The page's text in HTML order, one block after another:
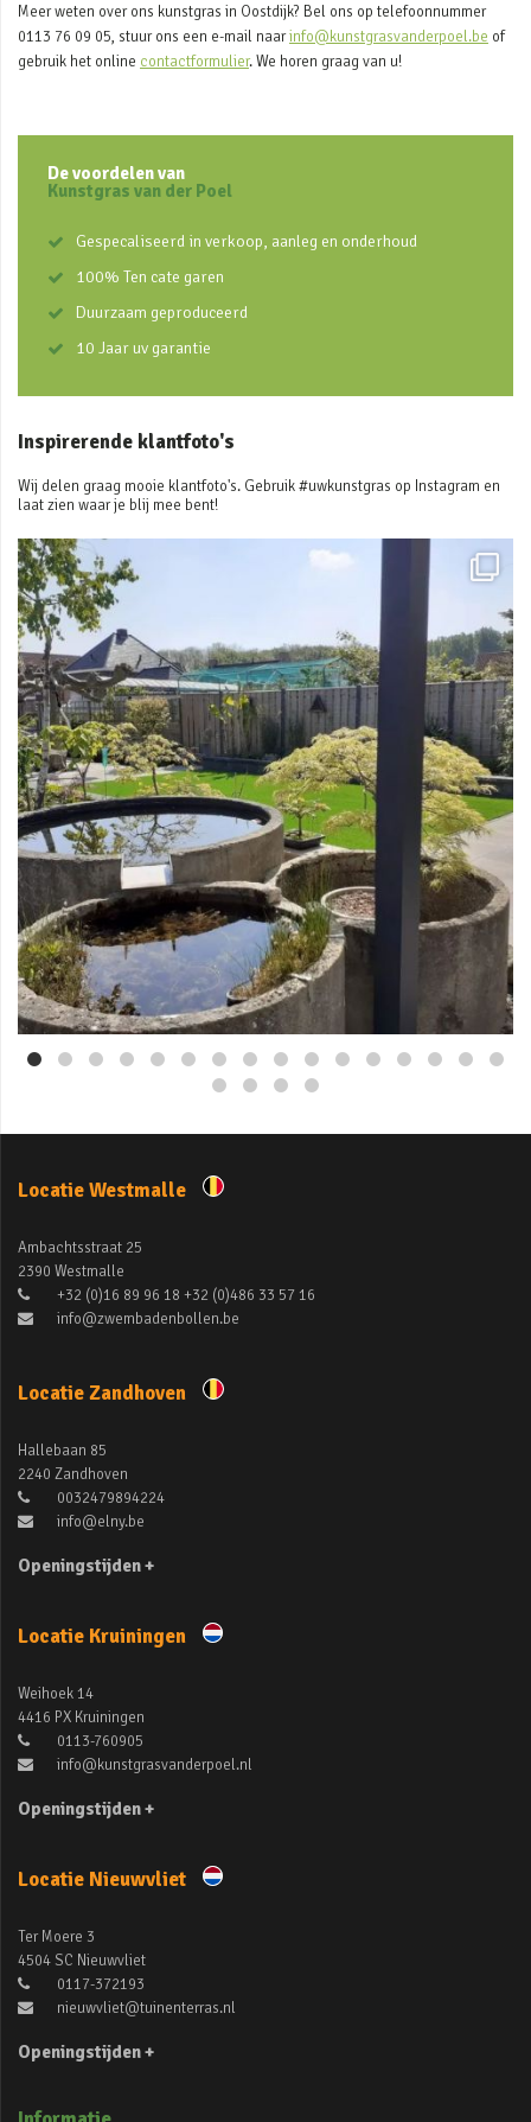
Meer weten over ons kunstgras in Oostdijk? Bel ons op telefoonnummer
0113 76 09 05, stuur ons een e-mail naarinfo@kunstgrasvanderpoel.be of
gebruik het online contactformulier. We horen graag van u!
De voordelen van
Kunstgras van der Poel
Gespecaliseerd in verkoop, aanleg en onderhoud
100% Ten cate garen
Duurzaam geproduceerd
10 Jaar uv garantie
Inspirerende klantfoto's
Wij delen graag mooie klantfoto's. Gebruik #uwkunstgras op Instagram en
laat zien waar je blij mee bent!
Mei 3
Locatie Westmalle
Ambachtsstraat 25
2390 Westmalle
+32 (0)16 89 96 18 +32 (0)486 33 57 16
info@zwembadenbollen.be
Locatie Zandhoven
Hallebaan 85
2240 Zandhoven
0032479894224
info@elny.be
Openingstijden +
Locatie Kruiningen
Weihoek 14
4416 PX Kruiningen
0113-760905
info@kunstgrasvanderpoel.nl
Openingstijden +
Locatie Nieuwvliet
Ter Moere 3
4504 SC Nieuwvliet
0117-372193
nieuwvliet@tuinenterras.nl
Openingstijden +